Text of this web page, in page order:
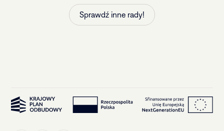
Sprawdź inne rady!